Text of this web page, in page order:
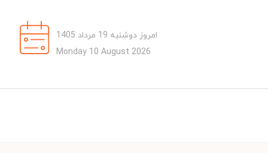
امروز دوشنبه 19 مرداد 1405
Monday 10 August 2026